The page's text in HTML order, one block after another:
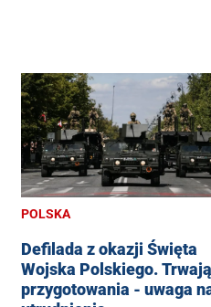
POLSKA
Defilada z okazji Święta
Wojska Polskiego. Trwają
przygotowania - uwaga